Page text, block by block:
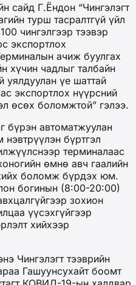
сайд Г.Ёндон “Чингэлэгт
турш тасралтгүй үйл
чингэлгээр тээвэр
экспортлох
ачиж буулгах
хүчин чадлыг талбайн
уялдуулан үе шаттай
экспортлох нүүрсний
өсөх боломжтой” гэлээ.
бүрэн автоматжуулан
бүртгэл
терминалаас
өмнө авч гаалийн
боломж бүрдэх юм.
богинын (8:00-20:00)
зохион
үүсэхгүйгээр
хийхээр
Чингэлэгт тээврийн
Гашуунсухайт боомт